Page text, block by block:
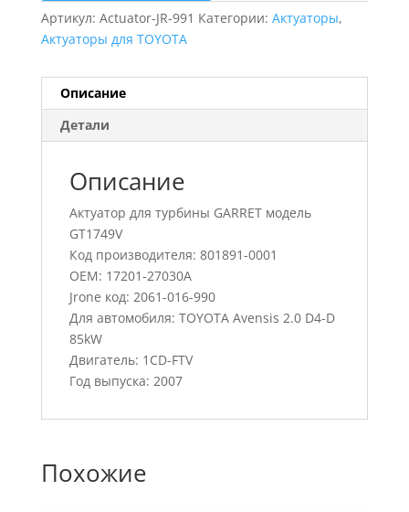
Артикул: Actuator-JR-991 Категории: Актуаторы,
Актуаторы для TOYOTA
Описание
Детали
Описание
Актуатор для турбины GARRET модель
GT1749V
Код производителя: 801891-0001
OEM: 17201-27030A
Jrone код: 2061-016-990
Для автомобиля: TOYOTA Avensis 2.0 D4-D
85kW
Двигатель: 1CD-FTV
Год выпуска: 2007
Похожие